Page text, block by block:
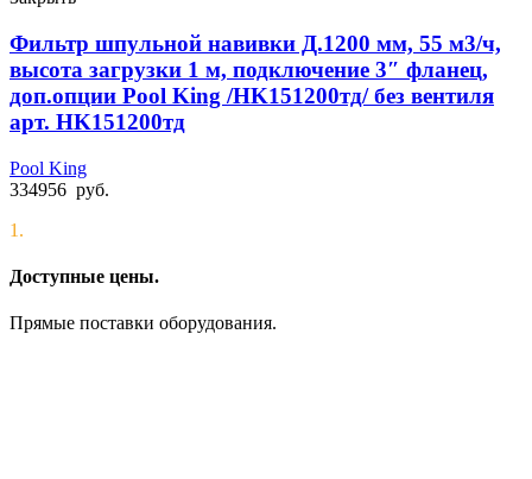
Фильтр шпульной навивки Д.1200 мм, 55 м3/ч,
высота загрузки 1 м, подключение 3″ фланец,
доп.опции Pool King /HK151200тд/ без вентиля
арт. HK151200тд
Pool King
334956 руб.
1.
Доступные цены.
Прямые поставки оборудования.